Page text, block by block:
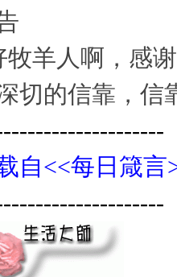
牧羊人啊，感
切的信靠，信
自<<每日箴言